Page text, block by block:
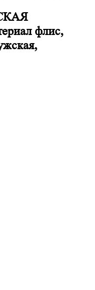
флис,